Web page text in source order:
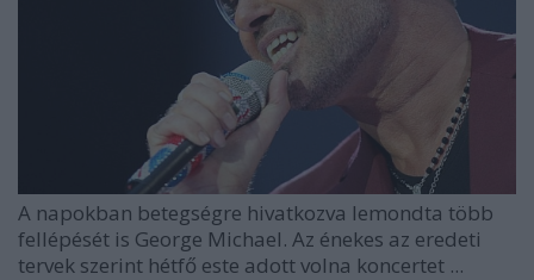
A napokban betegségre hivatkozva lemondta több
fellépését is George Michael. Az énekes az eredeti
tervek szerint hétfő este adott volna koncertet ...